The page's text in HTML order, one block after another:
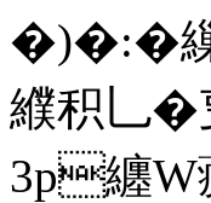
�)�:�繅
纀积乚
3p纏W